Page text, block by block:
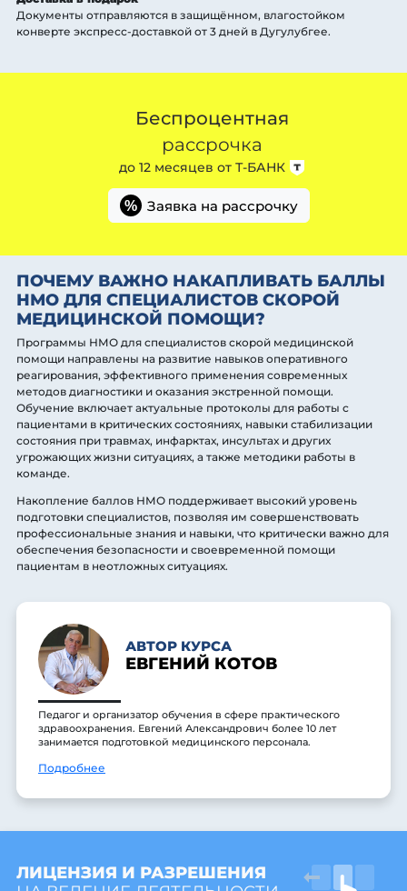
Документы отправляются в защищённом, влагостойком
конверте экспресс-доставкой от 3 дней в Дугулубгее.
Беспроцентная
рассрочка
до 12 месяцев от Т-БАНК
% Заявка на рассрочку
ПОЧЕМУ ВАЖНО НАКАПЛИВАТЬ БАЛЛЫ
НМО ДЛЯ СПЕЦИАЛИСТОВ СКОРОЙ
МЕДИЦИНСКОЙ ПОМОЩИ?
Программы НМО для специалистов скорой медицинской
помощи направлены на развитие навыков оперативного
реагирования, эффективного применения современных
методов диагностики и оказания экстренной помощи.
Обучение включает актуальные протоколы для работы с
пациентами в критических состояниях, навыки стабилизации
состояния при травмах, инфарктах, инсультах и других
угрожающих жизни ситуациях, а также методики работы в
команде.
Накопление баллов НМО поддерживает высокий уровень
подготовки специалистов, позволяя им совершенствовать
профессиональные знания и навыки, что критически важно для
обеспечения безопасности и своевременной помощи
пациентам в неотложных ситуациях.
АВТОР КУРСА
ЕВГЕНИЙ КОТОВ
Педагог и организатор обучения в сфере практического
здравоохранения. Евгений Александрович более 10 лет
занимается подготовкой медицинского персонала.
Подробнее
ЛИЦЕНЗИЯ И РАЗРЕШЕНИЯ